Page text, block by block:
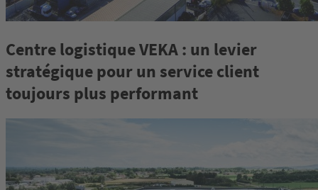
Centre logistique VEKA : un levier
stratégique pour un service client
toujours plus performant